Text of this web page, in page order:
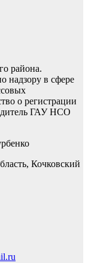
района.
надзору в сфере
о регистрации
ГАУ НСО
Кочковский